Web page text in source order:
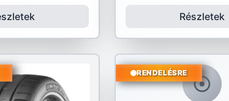
Részletek
RENDELÉSRE